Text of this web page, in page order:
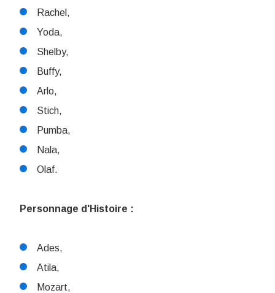
Rachel,
Yoda,
Shelby,
Buffy,
Arlo,
Stich,
Pumba,
Nala,
Olaf.
Personnage d'Histoire :
Ades,
Atila,
Mozart,